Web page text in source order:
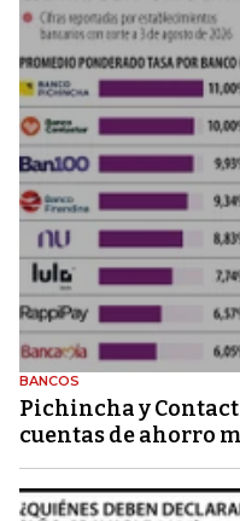
BANCOS
Pichincha y
cuentas de ahorro